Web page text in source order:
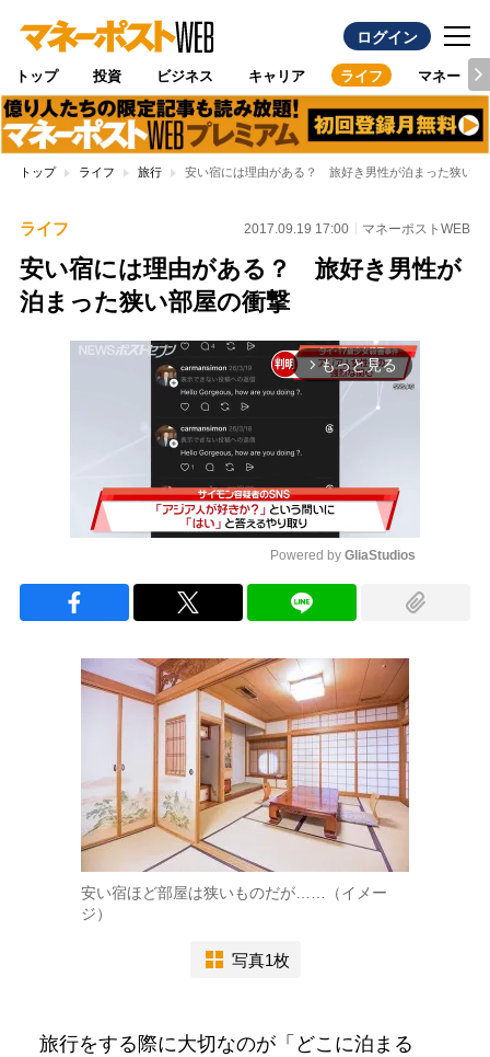
ログイン
トップ 投資 ビジネス キャリア ライフ マネー
トップ ライフ 旅行 安い宿には理由がある？ 旅好き男性が泊まった狭い部
ライフ 2017.09.19 17:00 マネーポストWEB
安い宿には理由がある？ 旅好き男性が
泊まった狭い部屋の衝撃
arrow_forward_ios もっと見る
Powered by GliaStudios
安い宿ほど部屋は狭いものだが……（イメー
ジ）
写真1枚
旅行をする際に大切なのが「どこに泊まる